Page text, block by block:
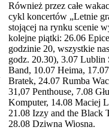
Również przez całe
cykl koncertów „Letnie
stojącej na rynku scenie
kolejne piątki: 26.06
godzinie 20, wszystkie
godz. 20.30), 3.07 Lublin
Band, 10.07 Heima,
Bratek, 24.07 Rumba
31,07 Penthouse, 7.08
Komputer, 14.08 Maciej
21.08 Izzy and the Black
28.08 Dziwna Wiosna.